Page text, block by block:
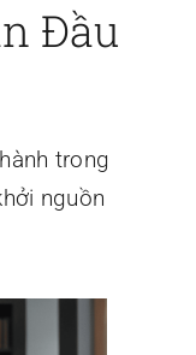
Đầu
trong
nguồn